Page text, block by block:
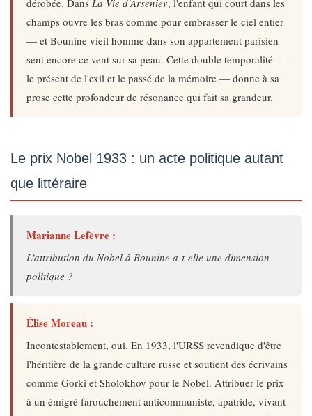
dérobée. Dans La Vie d'Arseniev, l'enfant qui court dans les
champs ouvre les bras comme pour embrasser le ciel entier
— et Bounine vieil homme dans son appartement parisien
sent encore ce vent sur sa peau. Cette double temporalité —
le présent de l'exil et le passé de la mémoire — donne à sa
prose cette profondeur de résonance qui fait sa grandeur.
Le prix Nobel 1933 : un acte politique autant
que littéraire
Marianne Lefèvre :
L'attribution du Nobel à Bounine a-t-elle une dimension
politique ?
Élise Moreau :
Incontestablement, oui. En 1933, l'URSS revendique d'être
l'héritière de la grande culture russe et soutient des écrivains
comme Gorki et Sholokhov pour le Nobel. Attribuer le prix
à un émigré farouchement anticommuniste, apatride, vivant